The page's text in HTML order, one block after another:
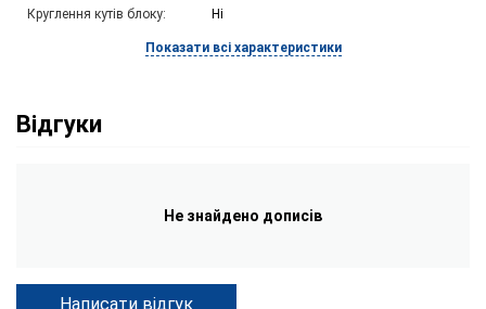
Круглення кутів блоку:
Ні
Показати всі характеристики
Відгуки
Не знайдено дописів
Написати відгук